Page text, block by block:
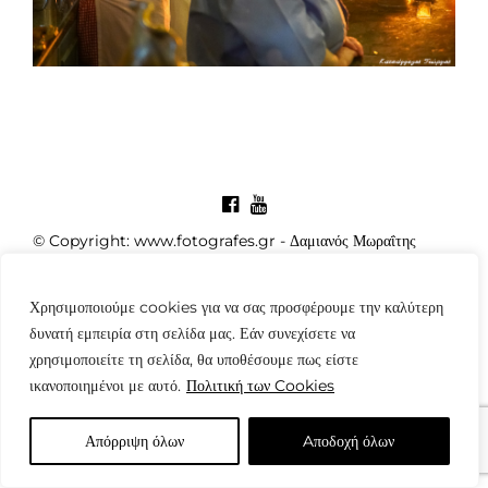
Χρησιμοποιούμε cookies για να σας προσφέρουμε την καλύτερη
δυνατή εμπειρία στη σελίδα μας. Εάν συνεχίσετε να
χρησιμοποιείτε τη σελίδα, θα υποθέσουμε πως είστε
ικανοποιημένοι με αυτό. Πολιτική των Cookies
Απόρριψη όλων Aποδοχή όλων
© Copyright: www.fotografes.gr - Δαμιανός Μωραΐτης